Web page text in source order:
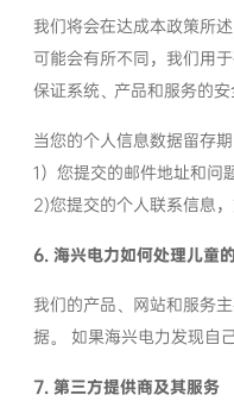
我们将会在达成本政策所
可能会有所不同，我们用
保证系统、产品和服务的
当您的个人信息数据留存
1）您提交的邮件地址和问
2)您提交的个人联系信息
6. 海兴电力如何处理儿童
我们的产品、网站和服务
据。 如果海兴电力发现自
7. 第三方提供商及其服务